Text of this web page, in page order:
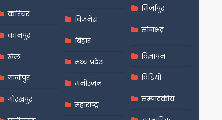
करियर
कानपुर
खेल
गाजीपुर
गोरखपुर
बिजनेस
बिहार
मध्य प्रदेश
मनोरंजन
महाराष्ट्र
मिर्जापुर
सोनभद्र
विज्ञापन
विडियो
सम्पादकीय